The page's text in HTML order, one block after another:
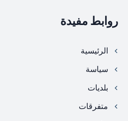
روابط مفيدة
الرئيسية
سياسة
بلديات
متفرقات